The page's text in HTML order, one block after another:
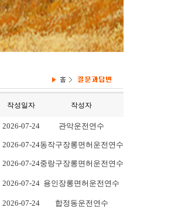
작성일자 작성자
2026-07-24 관악운전연수
2026-07-24동작구장롱면허운전연수
2026-07-24중랑구장롱면허운전연수
2026-07-24 용인장롱면허운전연수
2026-07-24 합정동운전연수